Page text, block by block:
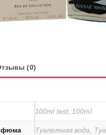
(0)
100ml test, 100ml
Туалетная вода,